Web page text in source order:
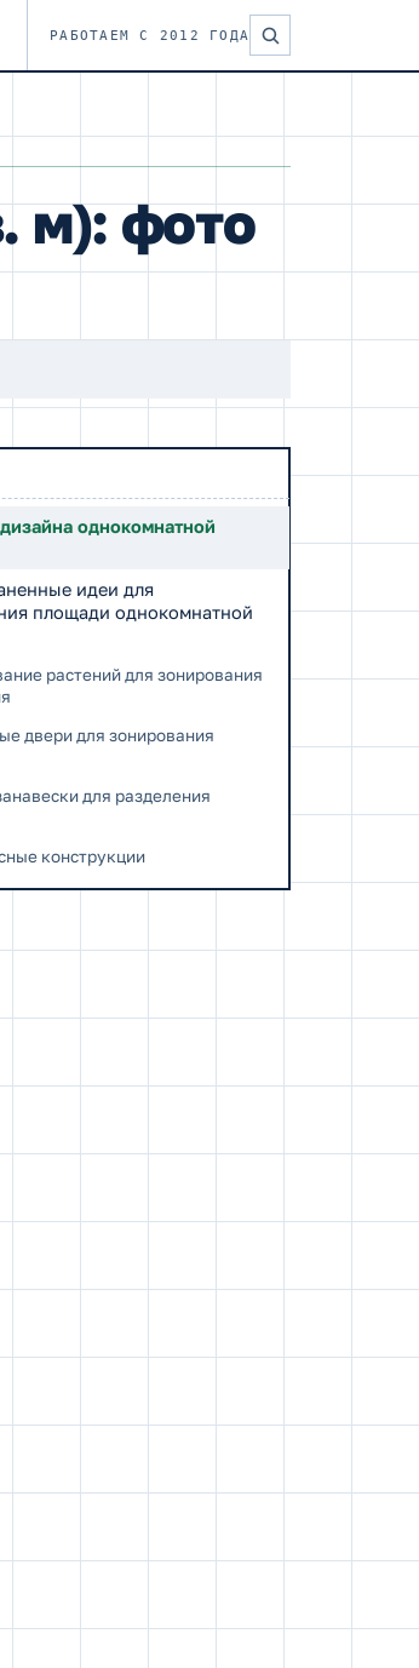
РАБОТАЕМ С 2012 ГОДА
м): фото
однокомнатной
идеи для
площади однокомнатной
растений для зонирования
двери для зонирования
для разделения
конструкции